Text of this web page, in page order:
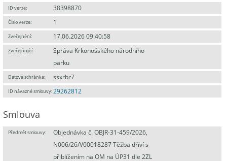
ID verze: 38398870
Číslo verze: 1
Zveřejnění: 17.06.2026 09:40:58
Zveřejňující:
Správa Krkonošského národního
parku
Datová schránka: ssxrbr7
ID návazné smlouvy:29262812
Smlouva
Předmět smlouvy:
Objednávka č. OBJR-31-459/2026,
N006/26/V00018287 Těžba dříví s
přiblížením na OM na ÚP31 dle 2ZL